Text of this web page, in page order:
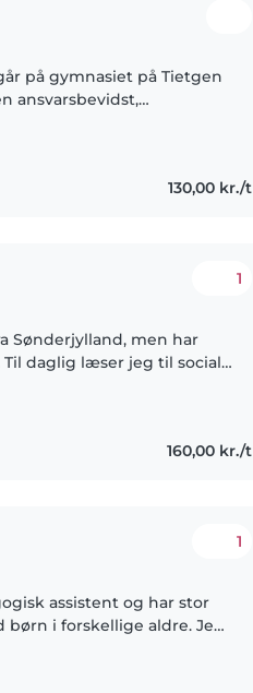
på gymnasiet på Tietgen
ansvarsbevidst,
130,00 kr./t
1
Sønderjylland, men har
Til daglig læser jeg til social-
160,00 kr./t
1
i forskellige aldre. Jeg